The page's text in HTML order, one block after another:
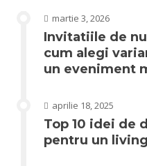
martie 3, 2026
Invitatiile de
cum alegi
un eveniment
aprilie 18, 2025
Top 10 idei de
pentru un